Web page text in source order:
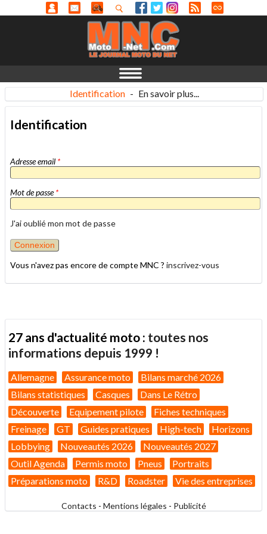
Identification - En savoir plus...
Identification
Adresse email *
Mot de passe*
J'ai oublié mon mot de passe
Vous n'avez pas encore de compte MNC ? inscrivez-vous
27 ans d'actualité moto : toutes nos
informations depuis 1999 !
Allemagne Assurance moto
Bilans marché 2026
Bilans statistiques
Casques
Dans Le Rétro
Découverte
Equipement pilote
Fiches techniques
Freinage
GT Guides pratiques High-tech
Horizons
Lobbying
Nouveautés 2026
Nouveautés 2027
Outil Agenda
Permis moto Pneus
Portraits
Préparations moto
R&D Roadster Vie des entreprises
Contacts - Mentions légales - Publicité